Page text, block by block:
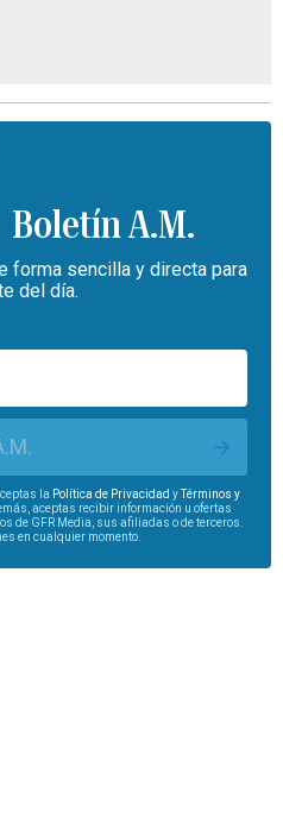
Boletín A.M.
forma sencilla y directa para
del día.
la Política de Privacidad yTérminos y
aceptas recibir información u ofertas
de GFR Media, sus afiliadas o de terceros.
en cualquier momento.